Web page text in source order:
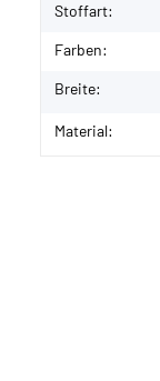
Stoffart:
Farben:
Breite:
Material: